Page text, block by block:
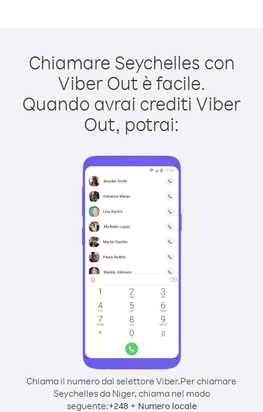
Chiamare Seychelles con
Viber Out è facile.
Quando avrai crediti Viber
Out, potrai:
Chiama il numero dal selettore Viber.Per chiamare
Seychelles da Niger, chiama nel modo
seguente:+248 + Numero locale